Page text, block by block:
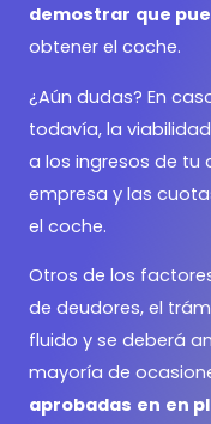
demostrar que
obtener el coche.
¿Aún dudas? En
todavía, la
a los ingresos de tu
empresa y las
el coche.
Otros de los
de deudores, el
fluido y se deberá
mayoría de
aprobadas en en